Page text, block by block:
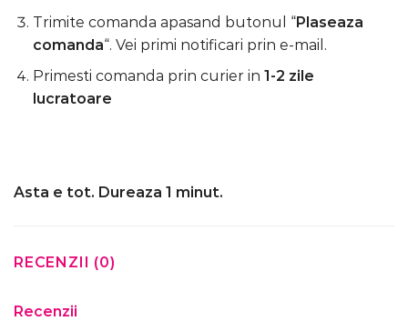
Trimite comanda apasand butonul “Plaseaza
comanda“. Vei primi notificari prin e-mail.
Primesti comanda prin curier in 1-2 zile
lucratoare
Asta e tot. Dureaza 1 minut.
RECENZII (0)
Recenzii